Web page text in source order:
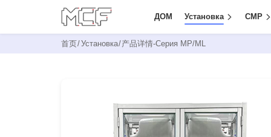
ДОМ Установка CMP
首页 /Установка/产品详情-Серия MP/ML